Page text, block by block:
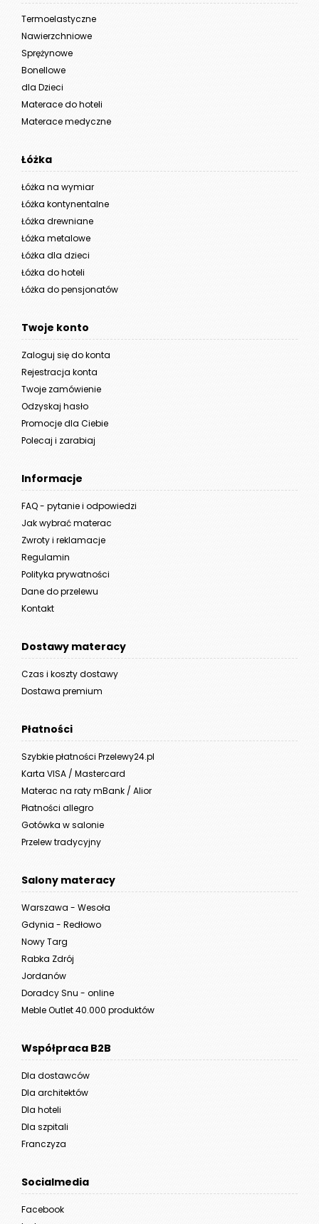
Termoelastyczne
Nawierzchniowe
Sprężynowe
Bonellowe
dla Dzieci
Materace do hoteli
Materace medyczne
Łóżka
Łóżka na wymiar
Łóżka kontynentalne
Łóżka drewniane
Łóżka metalowe
Łóżka dla dzieci
Łóżka do hoteli
Łóżka do pensjonatów
Twoje konto
Zaloguj się do konta
Rejestracja konta
Twoje zamówienie
Odzyskaj hasło
Promocje dla Ciebie
Polecaj i zarabiaj
Informacje
FAQ - pytanie i odpowiedzi
Jak wybrać materac
Zwroty i reklamacje
Regulamin
Polityka prywatności
Dane do przelewu
Kontakt
Dostawy materacy
Czas i koszty dostawy
Dostawa premium
Płatności
Szybkie płatności Przelewy24.pl
Karta VISA / Mastercard
Materac na raty mBank / Alior
Płatności allegro
Gotówka w salonie
Przelew tradycyjny
Salony materacy
Warszawa - Wesoła
Gdynia - Redłowo
Nowy Targ
Rabka Zdrój
Jordanów
Doradcy Snu - online
Meble Outlet 40.000 produktów
Współpraca B2B
Dla dostawców
Dla architektów
Dla hoteli
Dla szpitali
Franczyza
Socialmedia
Facebook